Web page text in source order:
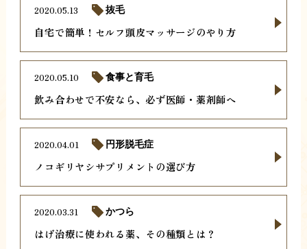
自宅で簡単！セルフ頭皮マッサージのやり方
2020.05.13 抜毛
飲み合わせで不安なら、必ず医師・薬剤師へ
2020.05.10 食事と育毛
ノコギリヤシサプリメントの選び方
2020.04.01 円形脱毛症
はげ治療に使われる薬、その種類とは？
2020.03.31 かつら